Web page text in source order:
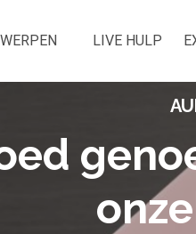
LIVE HULP